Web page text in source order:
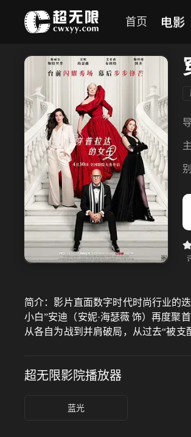
首页 电影
简介： 影片直面数字时代时尚行业的
小白”安迪（安妮·海瑟薇 饰）再度聚
从各自为战到并肩破局，从过去“被
超无限影院播放器
蓝光